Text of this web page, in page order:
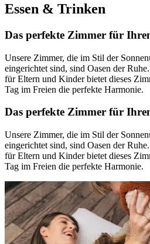
Essen & Trinken
Das perfekte Zimmer für
Unsere Zimmer, die im Stil der
eingerichtet sind, sind Oasen der
für Eltern und Kinder bietet dieses
Tag im Freien die perfekte Harmonie.
Das perfekte Zimmer für
Unsere Zimmer, die im Stil der
eingerichtet sind, sind Oasen der
für Eltern und Kinder bietet dieses
Tag im Freien die perfekte Harmonie.